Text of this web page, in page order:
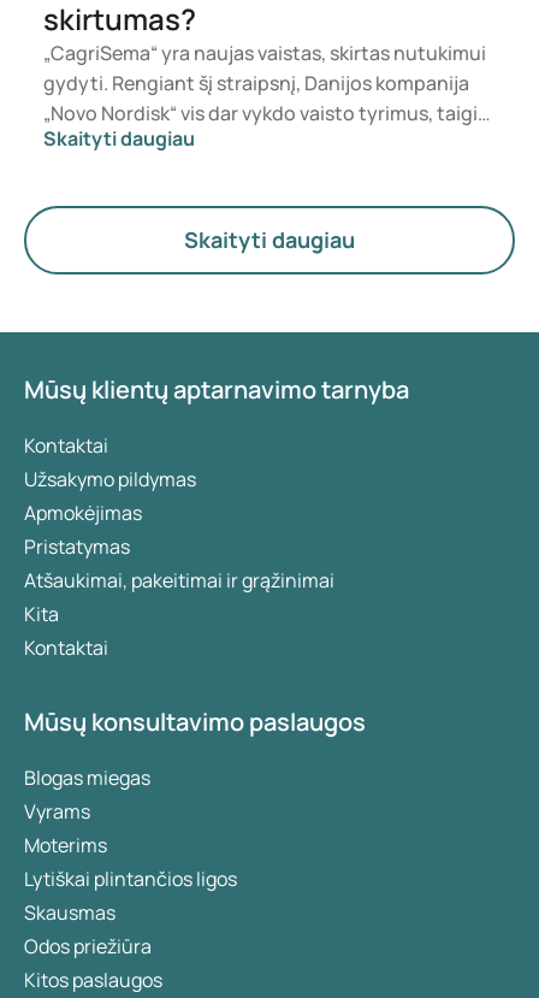
skirtumas?
„CagriSema“ yra naujas vaistas, skirtas nutukimui
gydyti. Rengiant šį straipsnį, Danijos kompanija
„Novo Nordisk“ vis dar vykdo vaisto tyrimus, taigi
jo dar negalima įsigyti. Tačiau kuo jis skiriasi nuo
vaistai skirti padėti mesti svorį, tačiau jų poveikis
skiriasi. Šiame straipsnyje išsamiau apžvelgsime,
kaip kiekvienas vaistas veikia ir kokie yra
Skaityti daugiau
Skaityti daugiau
Mūsų klientų aptarnavimo tarnyba
Kontaktai
Užsakymo pildymas
Apmokėjimas
Pristatymas
Atšaukimai, pakeitimai ir grąžinimai
Kita
Kontaktai
Mūsų konsultavimo paslaugos
Blogas miegas
Vyrams
Moterims
Lytiškai plintančios ligos
Skausmas
Odos priežiūra
Kitos paslaugos